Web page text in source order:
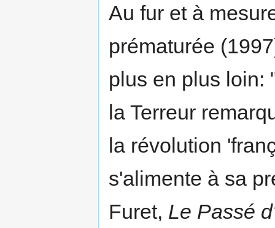
Au fur et à
prématurée
plus en plus loin:
la Terreur
la révolution
s'alimente à sa
Furet, Le Passé